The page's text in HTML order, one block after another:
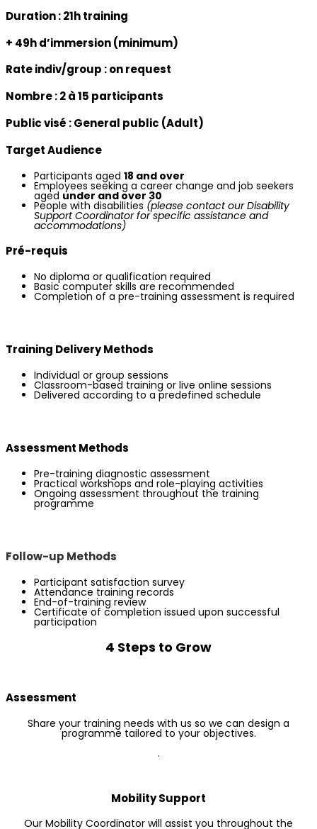
Duration :21h training
+ 49h d’immersion (minimum)
Rate indiv/group : on request
Nombre : 2 à 15 participants
Public visé :General public (Adult)
Target Audience
Participants aged 18 and over
Employees seeking a career change and job seekers
aged under and over 30
People with disabilities (please contact our Disability
Support Coordinator for specific assistance and
accommodations)
Pré-requis
No diploma or qualification required
Basic computer skills are recommended
Completion of a pre-training assessment is required
Training Delivery Methods
Individual or group sessions
Classroom-based training or live online sessions
Delivered according to a predefined schedule
Assessment Methods
Pre-training diagnostic assessment
Practical workshops and role-playing activities
Ongoing assessment throughout the training
programme
Follow-up Methods
Participant satisfaction survey
Attendance training records
End-of-training review
Certificate of completion issued upon successful
participation
4 Steps to Grow
Assessment
Share your training needs with us so we can design a
programme tailored to your objectives.
.
Mobility Support
Our Mobility Coordinator will assist you throughout the